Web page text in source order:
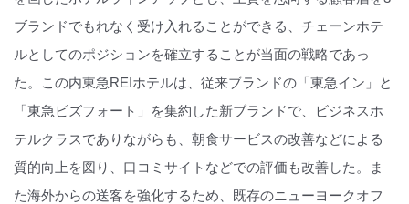
ブランドでもれなく受け入れることができる、チェーンホテ
ルとしてのポジションを確立することが当面の戦略であっ
た。この内東急REIホテルは、従来ブランドの「東急イン」と
「東急ビズフォート」を集約した新ブランドで、ビジネスホ
テルクラスでありながらも、朝食サービスの改善などによる
質的向上を図り、口コミサイトなどでの評価も改善した。ま
た海外からの送客を強化するため、既存のニューヨークオフ